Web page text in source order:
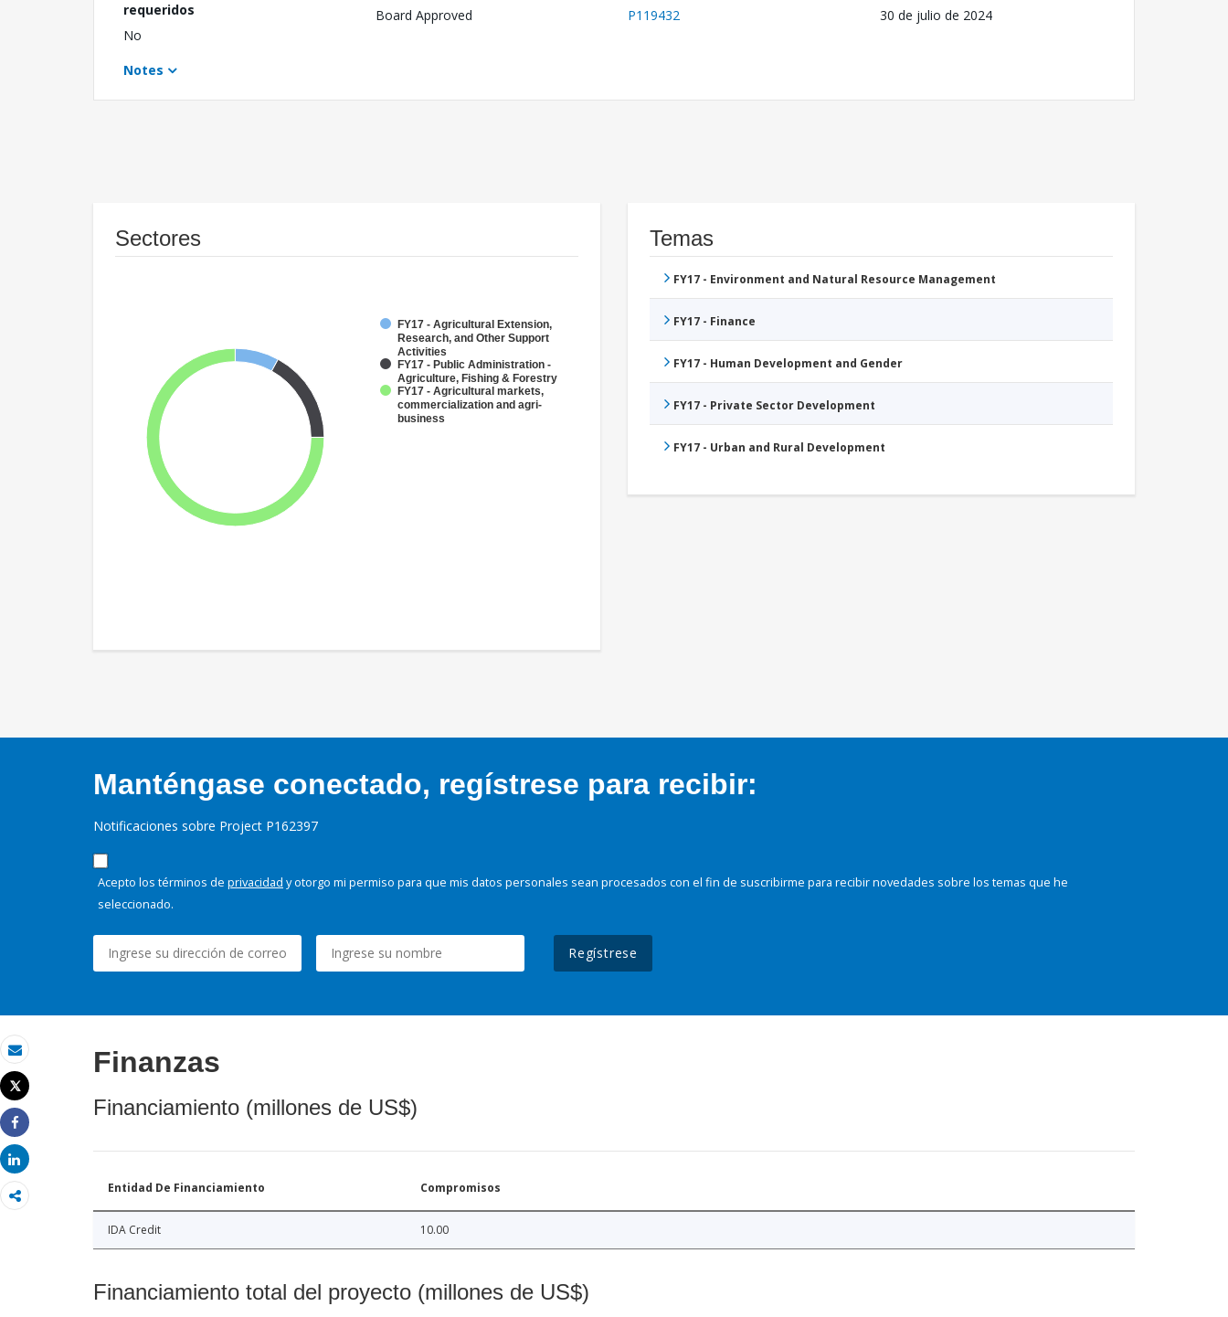
Correo electrónico
Imprimir
Tweet
Share
Share
requeridos
No
Board Approved
P119432
30 de julio de 2024
Notes
Sectores
FY17 - Agricultural Extension,
Research, and Other Support
Activities
FY17 - Public Administration -
Agriculture, Fishing & Forestry
FY17 - Agricultural markets,
commercialization and agri-
business
Temas
FY17 - Environment and Natural Resource Management
FY17 - Finance
FY17 - Human Development and Gender
FY17 - Private Sector Development
FY17 - Urban and Rural Development
Manténgase conectado, regístrese para recibir:
Notificaciones sobre Project P162397
Acepto los términos de privacidad y otorgo mi permiso para que mis datos personales sean procesados con el fin de suscribirme para recibir novedades sobre los temas que he
seleccionado.
Regístrese
Finanzas
Financiamiento (millones de US$)
Entidad De Financiamiento Compromisos
IDA Credit 10.00
Financiamiento total del proyecto (millones de US$)